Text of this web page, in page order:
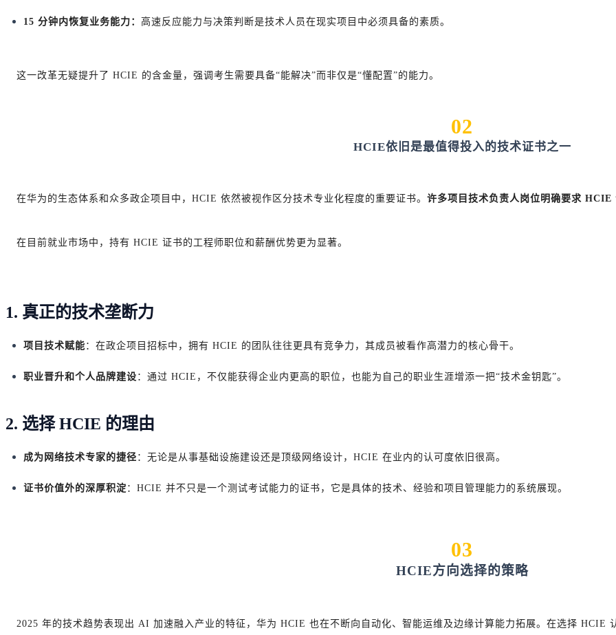
15 分钟内恢复业务能力： 高速反应能力与决策判断是技术人员在现实项目中必须具备的素质。
这一改革无疑提升了 HCIE 的含金量，强调考生需要具备“能解决”而非仅是“懂配置”的能力。
02
HCIE依旧是最值得投入的技术证书之一
在华为的生态体系和众多政企项目中，HCIE 依然被视作区分技术专业化程度的重要证书。 许多项目技术负责人岗位明确要求 HCIE
在目前就业市场中，持有 HCIE 证书的工程师职位和薪酬优势更为显著。
1. 真正的技术垄断力
项目技术赋能：在政企项目招标中，拥有 HCIE 的团队往往更具有竞争力，其成员被看作高潜力的核心骨干。
职业晋升和个人品牌建设：通过 HCIE，不仅能获得企业内更高的职位，也能为自己的职业生涯增添一把“技术金钥匙”。
2. 选择 HCIE 的理由
成为网络技术专家的捷径：无论是从事基础设施建设还是顶级网络设计，HCIE 在业内的认可度依旧很高。
证书价值外的深厚积淀：HCIE 并不只是一个测试考试能力的证书，它是具体的技术、经验和项目管理能力的系统展现。
03
HCIE方向选择的策略
2025 年的技术趋势表现出 AI 加速融入产业的特征，华为 HCIE 也在不断向自动化、智能运维及边缘计算能力拓展。在选择 HCIE